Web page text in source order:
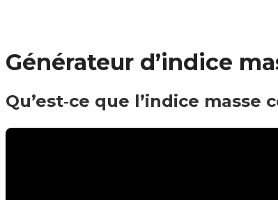
Générateur d’indice
Qu’est‑ce que l’indice masse